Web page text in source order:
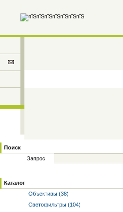
Поиск
Запрос
Каталог
Объективы (38)
Светофильтры (104)